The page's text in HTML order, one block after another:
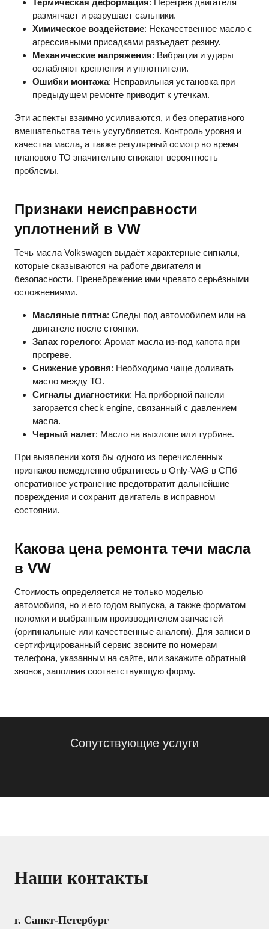
Термическая деформация: Перегрев двигателя
размягчает и разрушает сальники.
Химическое воздействие: Некачественное масло с
агрессивными присадками разъедает резину.
Механические напряжения: Вибрации и удары
ослабляют крепления и уплотнители.
Ошибки монтажа: Неправильная установка при
предыдущем ремонте приводит к утечкам.
Эти аспекты взаимно усиливаются, и без оперативного
вмешательства течь усугубляется. Контроль уровня и
качества масла, а также регулярный осмотр во время
планового ТО значительно снижают вероятность
проблемы.
Признаки неисправности
уплотнений в VW
Течь масла Volkswagen выдаёт характерные сигналы,
которые сказываются на работе двигателя и
безопасности. Пренебрежение ими чревато серьёзными
осложнениями.
Масляные пятна: Следы под автомобилем или на
двигателе после стоянки.
Запах горелого: Аромат масла из-под капота при
прогреве.
Снижение уровня: Необходимо чаще доливать
масло между ТО.
Сигналы диагностики: На приборной панели
загорается check engine, связанный с давлением
масла.
Черный налет: Масло на выхлопе или турбине.
При выявлении хотя бы одного из перечисленных
признаков немедленно обратитесь в Only-VAG в СПб –
оперативное устранение предотвратит дальнейшие
повреждения и сохранит двигатель в исправном
состоянии.
Какова цена ремонта течи масла
в VW
Стоимость определяется не только моделью
автомобиля, но и его годом выпуска, а также форматом
поломки и выбранным производителем запчастей
(оригинальные или качественные аналоги). Для записи в
сертифицированный сервис звоните по номерам
телефона, указанным на сайте, или закажите обратный
звонок, заполнив соответствующую форму.
Сопутствующие услуги
Наши контакты
г. Санкт-Петербург